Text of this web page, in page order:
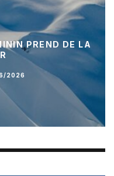
PREND DE LA
2026